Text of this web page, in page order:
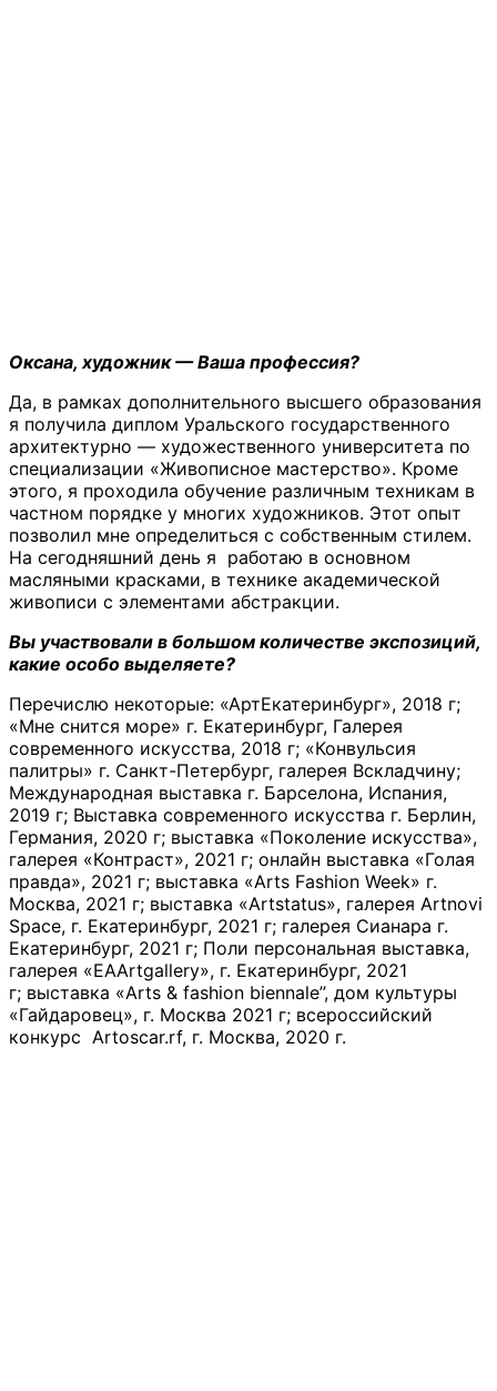
Оксана, художник — Ваша профессия?
Да, в рамках дополнительного высшего образования
я получила диплом Уральского государственного
архитектурно — художественного университета по
специализации «Живописное мастерство». Кроме
этого, я проходила обучение различным техникам в
частном порядке у многих художников. Этот опыт
позволил мне определиться с собственным стилем.
На сегодняшний день я работаю в основном
масляными красками, в технике академической
живописи с элементами абстракции.
Вы участвовали в большом количестве экспозиций,
какие особо выделяете?
Перечислю некоторые: «АртЕкатеринбург», 2018 г;
«Мне снится море» г. Екатеринбург, Галерея
современного искусства, 2018 г; «Конвульсия
палитры» г. Санкт-Петербург, галерея Вскладчину;
Международная выставка г. Барселона, Испания,
2019 г; Выставка современного искусства г. Берлин,
Германия, 2020 г; выставка «Поколение искусства»,
галерея «Контраст», 2021 г; онлайн выставка «Голая
правда», 2021 г; выставка «Arts Fashion Week» г.
Москва, 2021 г; выставка «Artstatus», галерея Artnovi
Space, г. Екатеринбург, 2021 г; галерея Сианара г.
Екатеринбург, 2021 г; Поли персональная выставка,
галерея «EAArtgallery», г. Екатеринбург, 2021
г; выставка «Arts & fashion biennale”, дом культуры
«Гайдаровец», г. Москва 2021 г; всероссийский
конкурс Artoscar.rf, г. Москва, 2020 г.